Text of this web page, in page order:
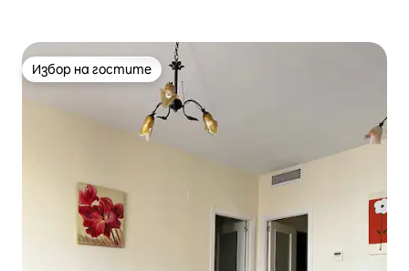
Избор на гостите
Избор на гостите